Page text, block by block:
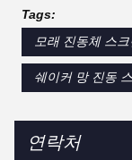
Tags:
모래 진동체 스크
쉐이커 망 진동
연락처